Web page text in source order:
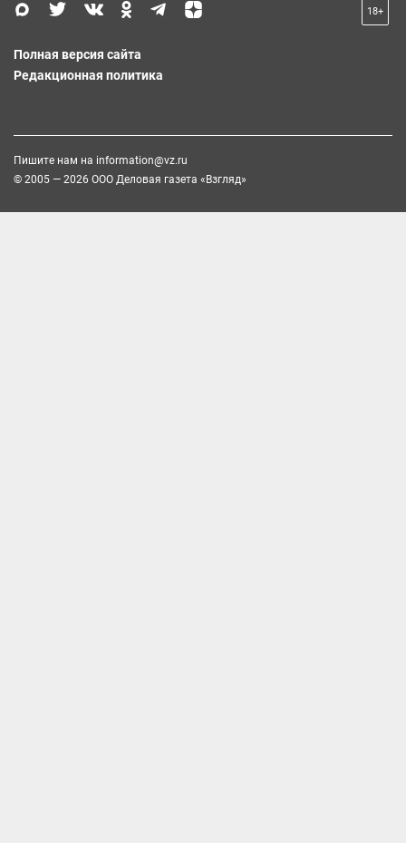
18+
Полная версия сайта
Редакционная политика
Пишите нам на information@vz.ru
© 2005 — 2026 ООО Деловая газета «Взгляд»